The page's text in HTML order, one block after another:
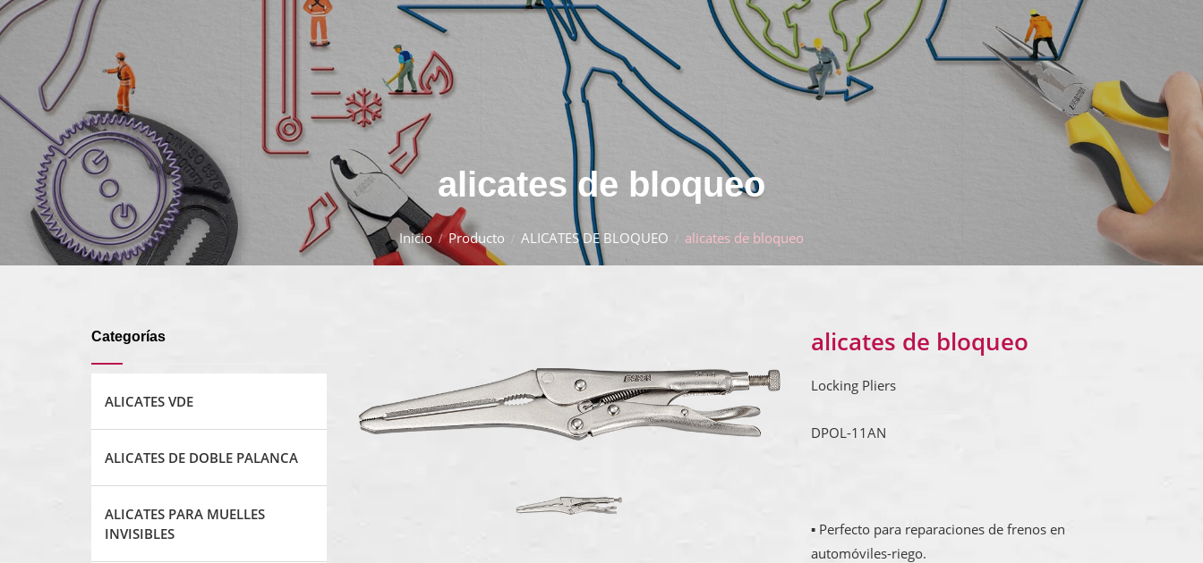
alicates de bloqueo
Inicio Producto ALICATES DE BLOQUEO alicates de bloqueo
Categorías
ALICATES VDE
ALICATES DE DOBLE PALANCA
ALICATES PARA MUELLES
INVISIBLES
alicates de bloqueo
Locking Pliers
DPOL-11AN
▪ Perfecto para reparaciones de frenos en
automóviles-riego.